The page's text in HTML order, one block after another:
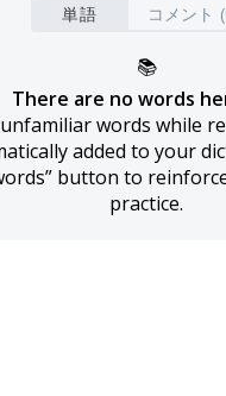
単語 コメント
📚
There are no words
words while
added to your
button to
practice.